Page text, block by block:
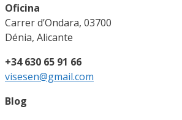
Oficina
Carrer d’Ondara, 03700
Dénia, Alicante
+34 630 65 91 66
visesen@gmail.com
Blog